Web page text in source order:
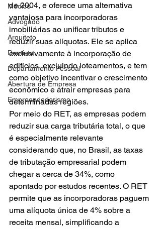
Médico
Advogado
Arquiteto
Dentista
Departamento Pessoal
Abertura de Empresa
Empreendedorismo
de 2004, e oferece uma alternativa
vantajosa para incorporadoras
imobiliárias ao unificar tributos e
reduzir suas alíquotas. Ele se aplica
exclusivamente à incorporação de
edifícios, excluindo loteamentos, e tem
como objetivo incentivar o crescimento
econômico e atrair empresas para
determinadas regiões.
Por meio do RET, as empresas podem
reduzir sua carga tributária total, o que
é especialmente relevante
considerando que, no Brasil, as taxas
de tributação empresarial podem
chegar a cerca de 34%, como
apontado por estudos recentes. O RET
permite que as incorporadoras paguem
uma alíquota única de 4% sobre a
receita mensal, simplificando a